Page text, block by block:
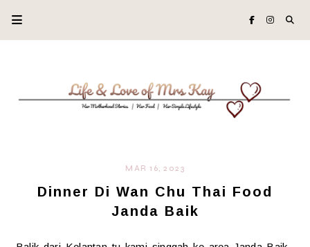
MAR 16, 2023
Dinner Di Wan Chu Thai Food
Janda Baik